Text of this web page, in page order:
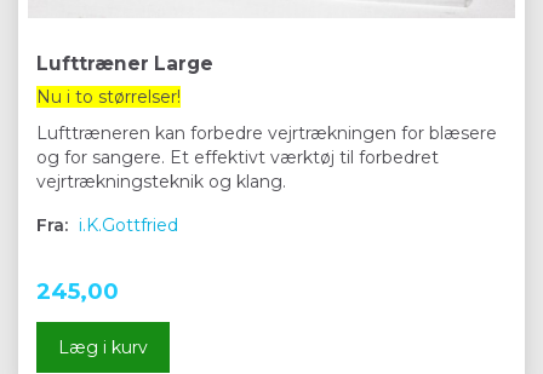
Lufttræner Large
Nu i to størrelser!
Lufttræneren kan forbedre vejrtrækningen for blæsere
og for sangere. Et effektivt værktøj til forbedret
vejrtrækningsteknik og klang.
Fra: i.K.Gottfried
245,00
Læg i kurv